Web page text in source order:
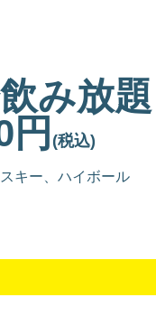
み放題
円 (税込)
キー、ハイボール